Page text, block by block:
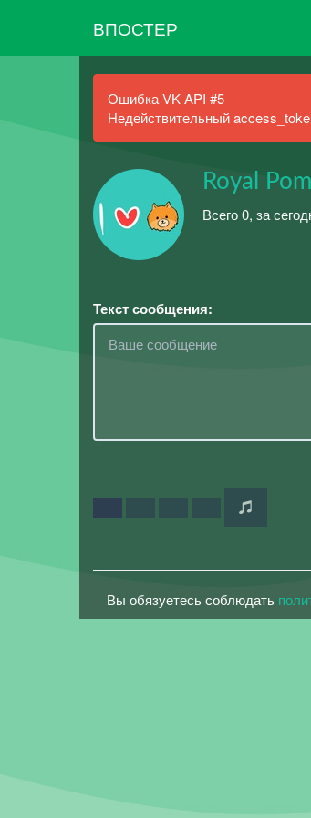
ВПОСТЕР
Ошибка VK API #5
Недействительный
Royal Pom
Всего 0, за
Текст сообщения:
Вы обязуетесь соблюдать